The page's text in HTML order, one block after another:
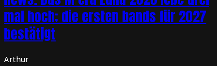
mal hoch; die ersten bands für 2027
bestätigt
Arthur